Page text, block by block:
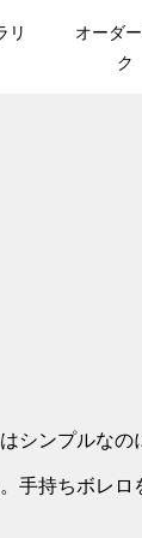
リ
オーダ
ク
シンプルなの
手持ちボレロ